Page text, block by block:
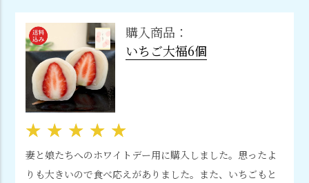
購入商品：
いちご大福6個
妻と娘たちへのホワイトデー用に購入しました。思ったよ
りも大きいので食べ応えがありました。また、いちごもと